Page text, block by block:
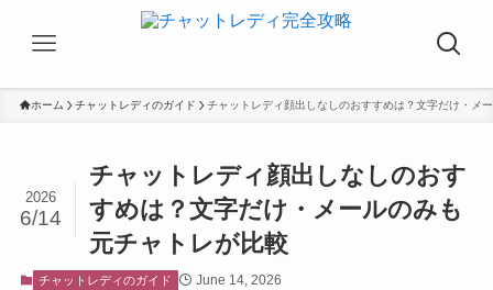
ホーム チャットレディのガイド チャットレディ顔出しなしのおすすめは？文字だけ・メ
チャットレディ顔出しなしのおす
すめは？文字だけ・メールのみも
元チャトレが比較
2026
6/14
チャットレディのガイド June 14, 2026